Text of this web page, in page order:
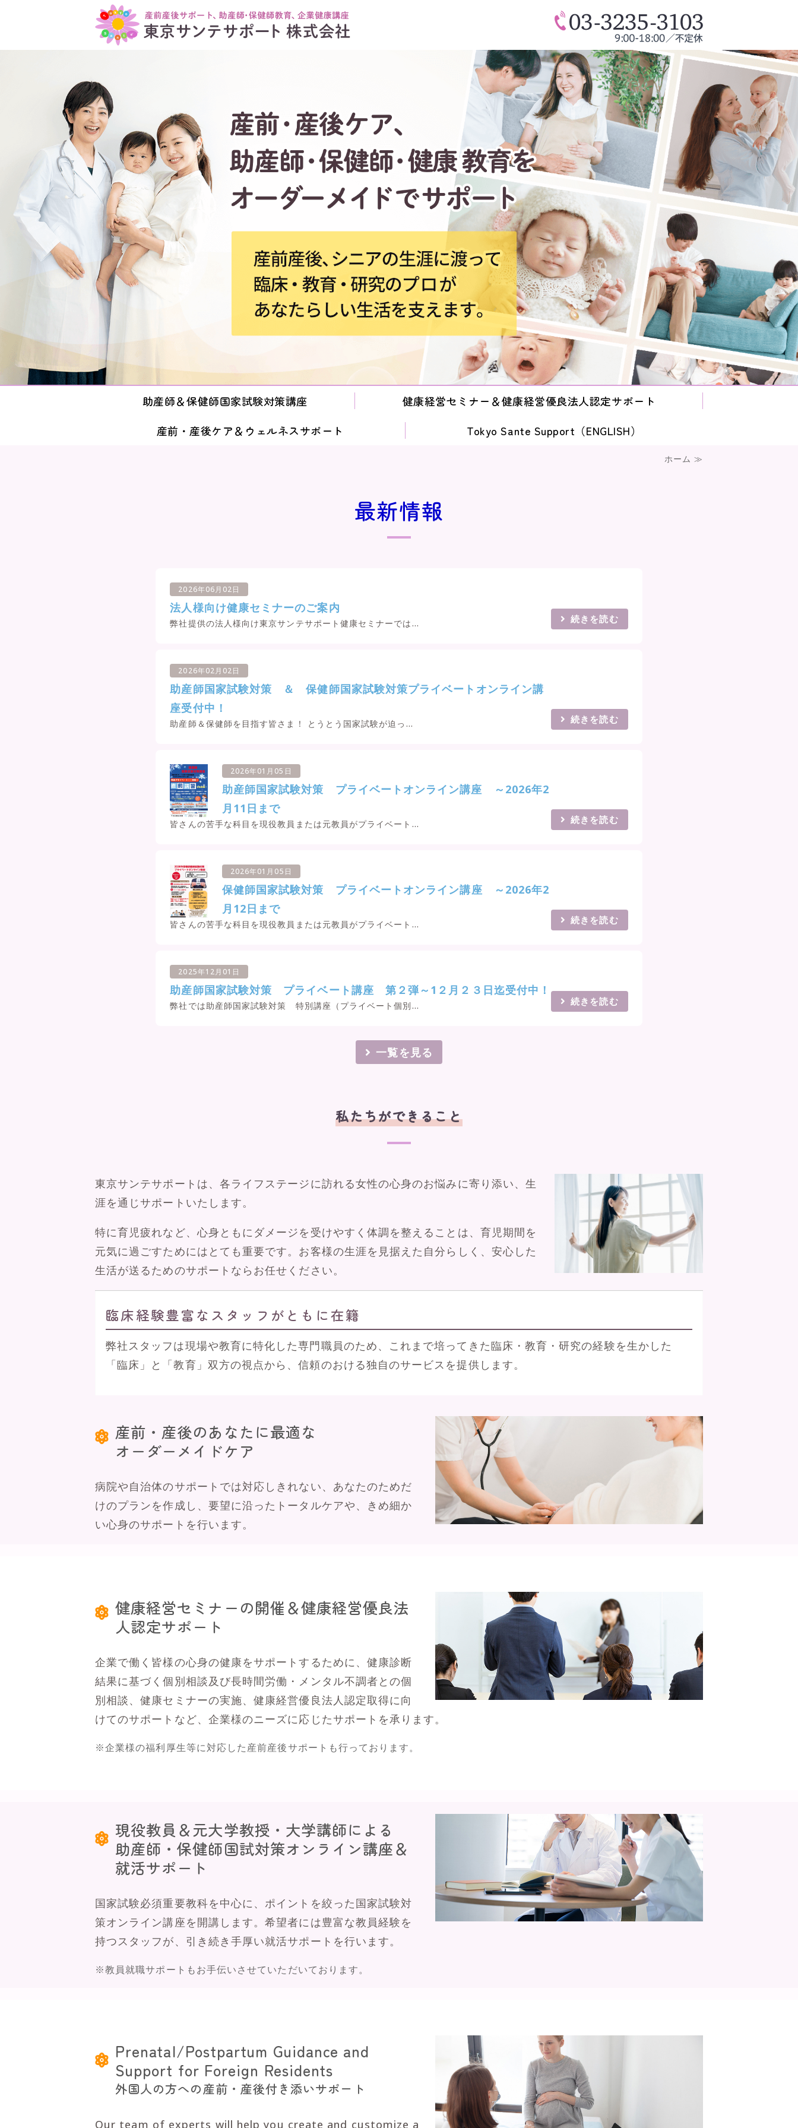
東京サンテサポート 株式会社｜産前産後サポート
助産師＆保健師国家試験対策講座
健康経営セミナー＆健康経営優良法人認定サポート
産前・産後ケア＆ウェルネスサポート
Tokyo Sante Support（ENGLISH）
ホーム ≫
最新情報
2026年06月02日
法人様向け健康セミナーのご案内
弊社提供の法人様向け東京サンテサポート健康セミナーでは... 続きを読む
2026年02月02日
助産師国家試験対策 ＆ 保健師国家試験対策プライベートオンライン講
座受付中！
助産師＆保健師を目指す皆さま！ とうとう国家試験が迫っ... 続きを読む
2026年01月05日
助産師国家試験対策 プライベートオンライン講座 ～2026年2
月11日まで
皆さんの苦手な科目を現役教員または元教員がプライベート... 続きを読む
2026年01月05日
保健師国家試験対策 プライベートオンライン講座 ～2026年2
月12日まで
皆さんの苦手な科目を現役教員または元教員がプライベート... 続きを読む
2025年12月01日
助産師国家試験対策 プライベート講座 第２弾～1２月２３日迄受付中！
弊社では助産師国家試験対策 特別講座（プライベート個別... 続きを読む
一覧を見る
私たちができること
東京サンテサポートは、各ライフステージに訪れる女性の心身のお悩みに寄り添い、生
涯を通じサポートいたします。
特に育児疲れなど、心身ともにダメージを受けやすく体調を整えることは、育児期間を
元気に過ごすためにはとても重要です。お客様の生涯を見据えた自分らしく、安心した
生活が送るためのサポートならお任せください。
臨床経験豊富なスタッフがともに在籍
弊社スタッフは現場や教育に特化した専門職員のため、これまで培ってきた臨床・教育・研究の経験を生かした
「臨床」と「教育」双方の視点から、信頼のおける独自のサービスを提供します。
産前・産後のあなたに最適な
オーダーメイドケア
病院や自治体のサポートでは対応しきれない、あなたのためだ
けのプランを作成し、要望に沿ったトータルケアや、きめ細か
い心身のサポートを行います。
健康経営セミナーの開催＆健康経営優良法
人認定サポート
企業で働く皆様の心身の健康をサポートするために、健康診断
結果に基づく個別相談及び長時間労働・メンタル不調者との個
別相談、健康セミナーの実施、健康経営優良法人認定取得に向
けてのサポートなど、企業様のニーズに応じたサポートを承ります。
※企業様の福利厚生等に対応した産前産後サポートも行っております。
現役教員＆元大学教授・大学講師による
助産師・保健師国試対策オンライン講座＆
就活サポート
国家試験必須重要教科を中心に、ポイントを絞った国家試験対
策オンライン講座を開講します。希望者には豊富な教員経験を
持つスタッフが、引き続き手厚い就活サポートを行います。
※教員就職サポートもお手伝いさせていただいております。
Prenatal/Postpartum Guidance and
Support for Foreign Residents
外国人の方への産前・産後付き添いサポート
Our team of experts will help you create and customize a